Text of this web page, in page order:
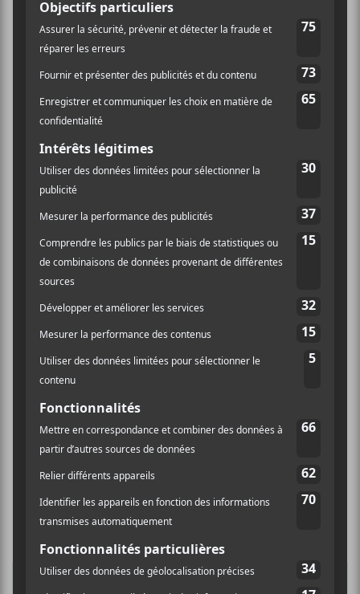
LIEU
La Tulipe
4530 Avenue Papineau
Téléphone
Voir Lieu site web
OFF JAZZ 2022 – Jour 7
INSCRIPTION À L’INFOLETTRE
Ne manquez pas les dernières
nouvelles!
Abonnez-vous à l’infolettre du Canal
Auditif pour tout savoir de l’actualité
musicale, découvrir vos nouveaux